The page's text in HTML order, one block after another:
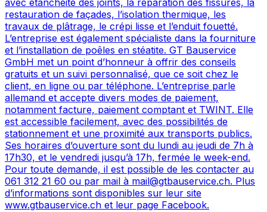
avec étanchéité des joints, la réparation des fissures, la
restauration de façades, l’isolation thermique, les
travaux de plâtrage, le crépi lisse et l’enduit fouetté.
L’entreprise est également spécialiste dans la fourniture
et l’installation de poêles en stéatite. GT Bauservice
GmbH met un point d’honneur à offrir des conseils
gratuits et un suivi personnalisé, que ce soit chez le
client, en ligne ou par téléphone. L’entreprise parle
allemand et accepte divers modes de paiement,
notamment facture, paiement comptant et TWINT. Elle
est accessible facilement, avec des possibilités de
stationnement et une proximité aux transports publics.
Ses horaires d’ouverture sont du lundi au jeudi de 7h à
17h30, et le vendredi jusqu’à 17h, fermée le week-end.
Pour toute demande, il est possible de les contacter au
061 312 21 60 ou par mail à mail@gtbauservice.ch. Plus
d’informations sont disponibles sur leur site
www.gtbauservice.ch et leur page Facebook.